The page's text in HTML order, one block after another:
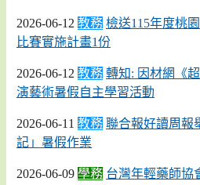
2026-06-12 教務 檢送115年度桃
比賽實施計畫1份
2026-06-12 教務 轉知: 因材網《
演藝術暑假自主學習活動
2026-06-11 教務 聯合報好讀周報
記」暑假作業
2026-06-09 學務 台灣年輕藥師協